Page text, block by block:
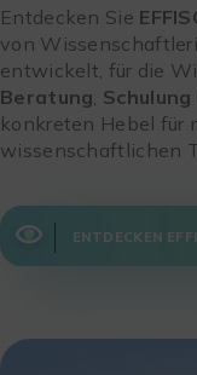
Entdecken Sie
von
entwickelt, für die
Beratung, Schulung
konkreten Hebel für
wissenschaftlichen
ENTDECKEN